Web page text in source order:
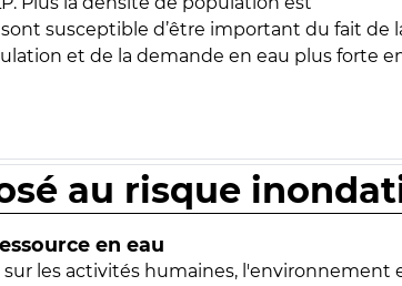
susceptible d’être important du fait de
et de la demande en eau plus forte
au risque
en eau
les activités humaines, l'environnement